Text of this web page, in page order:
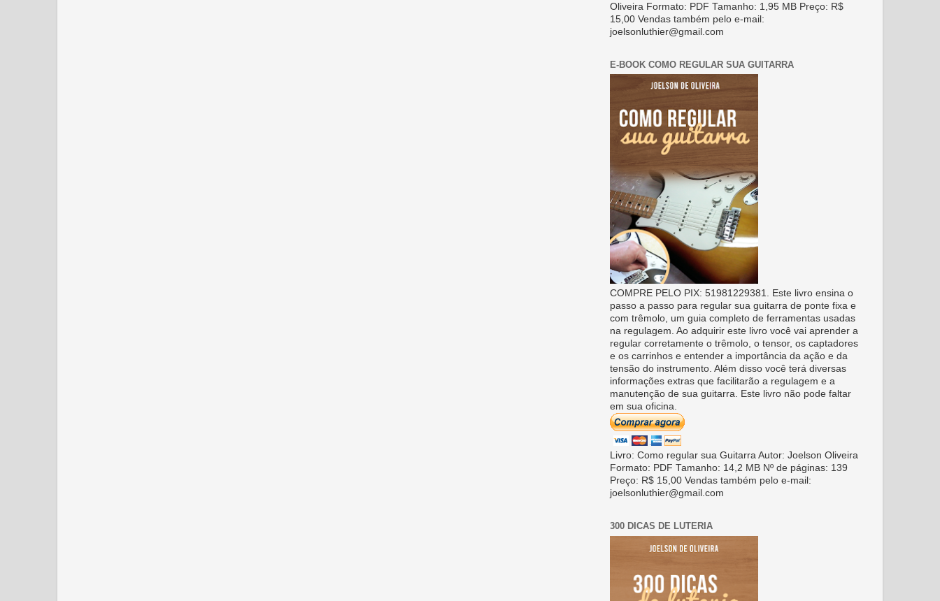
Oliveira Formato: PDF Tamanho: 1,95 MB Preço: R$
15,00 Vendas também pelo e-mail:
joelsonluthier@gmail.com
E-BOOK COMO REGULAR SUA GUITARRA
COMPRE PELO PIX: 51981229381. Este livro ensina o
passo a passo para regular sua guitarra de ponte fixa e
com trêmolo, um guia completo de ferramentas usadas
na regulagem. Ao adquirir este livro você vai aprender a
regular corretamente o trêmolo, o tensor, os captadores
e os carrinhos e entender a importância da ação e da
tensão do instrumento. Além disso você terá diversas
informações extras que facilitarão a regulagem e a
manutenção de sua guitarra. Este livro não pode faltar
em sua oficina.
Livro: Como regular sua Guitarra Autor: Joelson Oliveira
Formato: PDF Tamanho: 14,2 MB Nº de páginas: 139
Preço: R$ 15,00 Vendas também pelo e-mail:
joelsonluthier@gmail.com
300 DICAS DE LUTERIA